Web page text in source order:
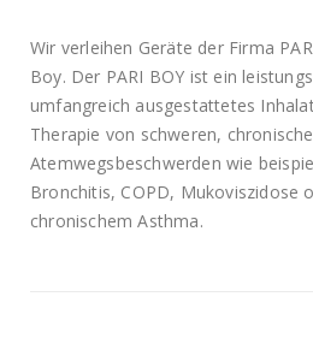
Wir verleihen Geräte der Firma
Boy. Der PARI BOY ist ein
umfangreich ausgestattetes
Therapie von schweren,
Atemwegsbeschwerden wie
Bronchitis, COPD, Mukoviszidose
chronischem Asthma.